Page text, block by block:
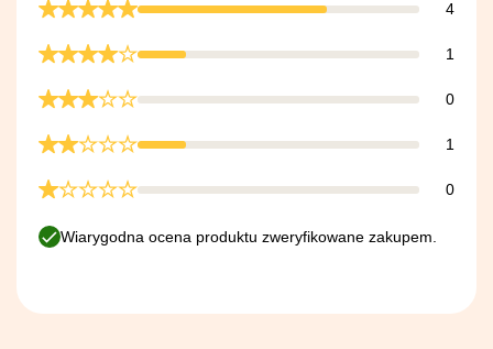
4
1
0
1
0
Wiarygodna ocena produktu zweryfikowane zakupem.